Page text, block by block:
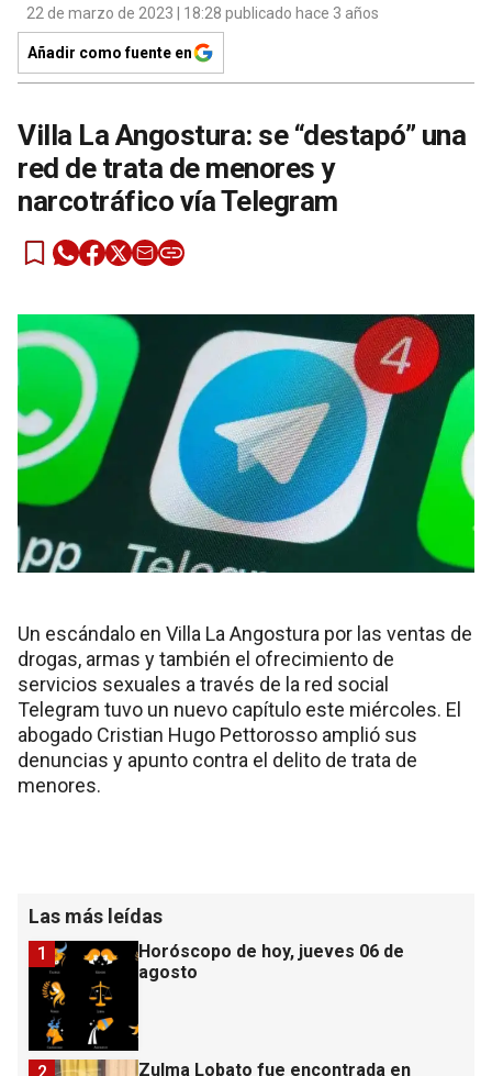
22 de marzo de 2023 | 18:28 publicado hace 3 años
Añadir como fuente en
Villa La Angostura: se “destapó” una
red de trata de menores y
narcotráfico vía Telegram
Un escándalo en Villa La Angostura por las ventas de
drogas, armas y también el ofrecimiento de
servicios sexuales a través de la red social
Telegram tuvo un nuevo capítulo este miércoles. El
abogado Cristian Hugo Pettorosso amplió sus
denuncias y apunto contra el delito de trata de
menores.
Las más leídas
Horóscopo de hoy, jueves 06 de
agosto
1
Zulma Lobato fue encontrada en
2